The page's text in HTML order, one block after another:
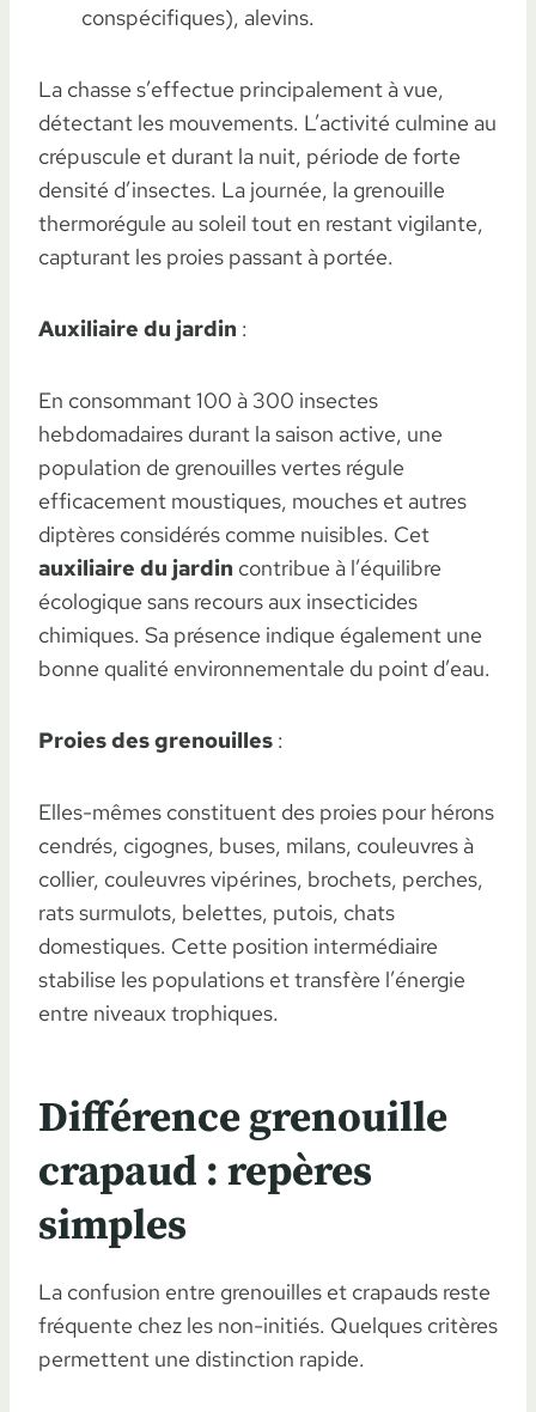
conspécifiques), alevins.
La chasse s’effectue principalement à vue,
détectant les mouvements. L’activité culmine au
crépuscule et durant la nuit, période de forte
densité d’insectes. La journée, la grenouille
thermorégule au soleil tout en restant vigilante,
capturant les proies passant à portée.
Auxiliaire du jardin :
En consommant 100 à 300 insectes
hebdomadaires durant la saison active, une
population de grenouilles vertes régule
efficacement moustiques, mouches et autres
diptères considérés comme nuisibles. Cet
auxiliaire du jardin contribue à l’équilibre
écologique sans recours aux insecticides
chimiques. Sa présence indique également une
bonne qualité environnementale du point d’eau.
Proies des grenouilles :
Elles-mêmes constituent des proies pour hérons
cendrés, cigognes, buses, milans, couleuvres à
collier, couleuvres vipérines, brochets, perches,
rats surmulots, belettes, putois, chats
domestiques. Cette position intermédiaire
stabilise les populations et transfère l’énergie
entre niveaux trophiques.
Différence grenouille
crapaud : repères
simples
La confusion entre grenouilles et crapauds reste
fréquente chez les non-initiés. Quelques critères
permettent une distinction rapide.